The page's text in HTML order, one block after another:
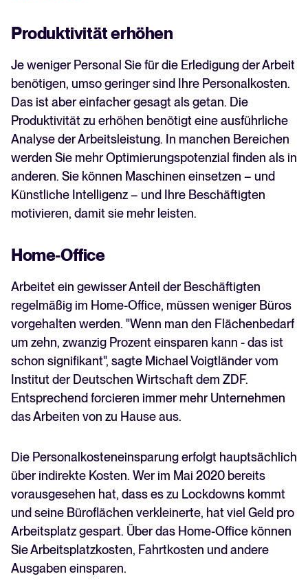
Produktivität erhöhen
Je weniger Personal Sie für die Erledigung der Arbeit
benötigen, umso geringer sind Ihre Personalkosten.
Das ist aber einfacher gesagt als getan. Die
Produktivität zu erhöhen benötigt eine ausführliche
Analyse der Arbeitsleistung. In manchen Bereichen
werden Sie mehr Optimierungspotenzial finden als in
anderen. Sie können Maschinen einsetzen – und
Künstliche Intelligenz – und Ihre Beschäftigten
motivieren, damit sie mehr leisten.
Home-Office
Arbeitet ein gewisser Anteil der Beschäftigten
regelmäßig im Home-Office, müssen weniger Büros
vorgehalten werden. "Wenn man den Flächenbedarf
um zehn, zwanzig Prozent einsparen kann - das ist
schon signifikant", sagte Michael Voigtländer vom
Institut der Deutschen Wirtschaft dem ZDF.
Entsprechend forcieren immer mehr Unternehmen
das Arbeiten von zu Hause aus.
Die Personalkosteneinsparung erfolgt hauptsächlich
über indirekte Kosten. Wer im Mai 2020 bereits
vorausgesehen hat, dass es zu Lockdowns kommt
und seine Büroflächen verkleinerte, hat viel Geld pro
Arbeitsplatz gespart. Über das Home-Office können
Sie Arbeitsplatzkosten, Fahrtkosten und andere
Ausgaben einsparen.